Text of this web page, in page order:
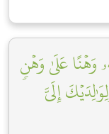
وَهۡنًا عَلَىٰ وَهۡنٖ
إِلَيَّ